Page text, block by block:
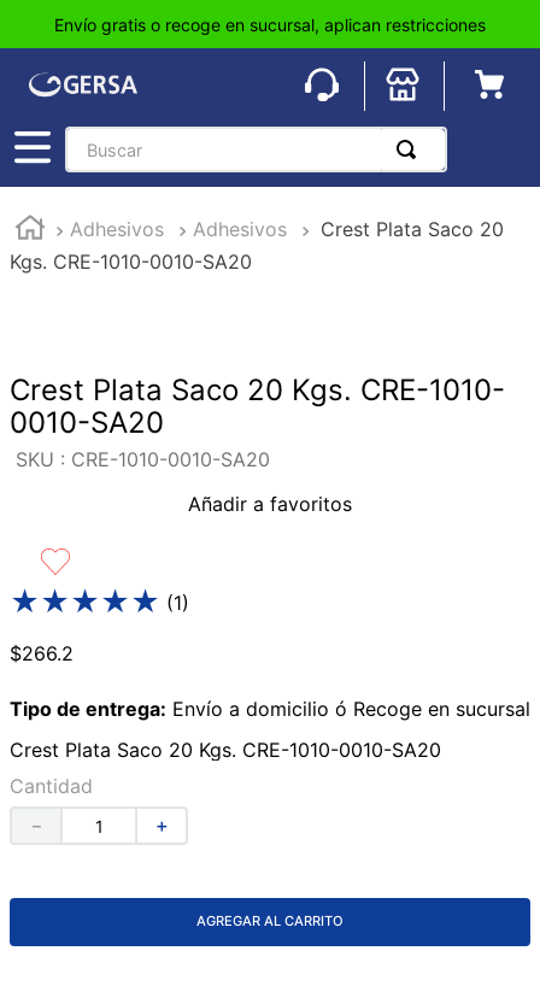
Envío gratis o recoge en sucursal, aplican restricciones
Buscar
Adhesivos Adhesivos
Crest Plata Saco 20
Kgs. CRE-1010-0010-SA20
Crest Plata Saco 20 Kgs. CRE-1010-
0010-SA20
: CRE-1010-0010-SA20
Añadir a favoritos
★★★★★ (1)
$266.2
Tipo de entrega: Envío a domicilio ó Recoge en sucursal
Crest Plata Saco 20 Kgs. CRE-1010-0010-SA20
Cantidad
＋
－
AGREGAR AL CARRITO
1.
pisos
.
loseta
5
lavabo
10. lavabos